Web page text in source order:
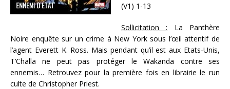
(V1) 1-13
Sollicitation : La Panthère
Noire enquête sur un crime à New York sous l’œil attentif de
l’agent Everett K. Ross. Mais pendant qu’il est aux Etats-Unis,
T’Challa ne peut pas protéger le Wakanda contre ses
ennemis… Retrouvez pour la première fois en librairie le run
culte de Christopher Priest.